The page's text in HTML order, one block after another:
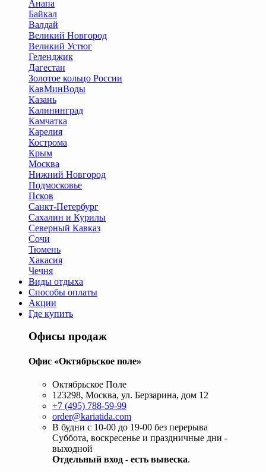
Анапа
Байкал
Валдай
Великий Новгород
Великий Устюг
Геленджик
Дагестан
Золотое кольцо России
КавМинВоды
Казань
Калининград
Камчатка
Карелия
Кострома
Крым
Москва
Нижний Новгород
Подмосковье
Псков
Санкт-Петербург
Сахалин и Курилы
Северный Кавказ
Сочи
Тюмень
Хакасия
Чечня
Виды отдыха
Способы оплаты
Акции
Где купить
Офисы продаж
Офис «Октябрьское поле»
Октябрьское Поле
123298, Москва, ул. Берзарина, дом 12
+7 (495) 788-59-99
order@kariatida.com
В будни с 10-00 до 19-00 без перерыва
Суббота, воскресенье и праздничные дни -
выходной
Отдельный вход - есть вывеска.